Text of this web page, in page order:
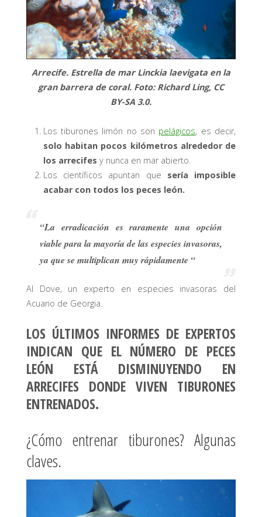
Arrecife. Estrella de mar Linckia laevigata en la
gran barrera de coral. Foto: Richard Ling, CC
BY-SA 3.0.
Los tiburones limón no son pelágicos, es decir,
solo habitan pocos kilómetros alrededor de
los arrecifes y nunca en mar abierto.
Los científicos apuntan que sería imposible
acabar con todos los peces león.
“La erradicación es raramente una opción
viable para la mayoría de las especies invasoras,
ya que se multiplican muy rápidamente “
Al Dove, un experto en especies invasoras del
Acuario de Georgia.
LOS ÚLTIMOS INFORMES DE EXPERTOS
INDICAN QUE EL NÚMERO DE PECES
LEÓN ESTÁ DISMINUYENDO EN
ARRECIFES DONDE VIVEN TIBURONES
ENTRENADOS.
¿Cómo entrenar tiburones? Algunas
claves.